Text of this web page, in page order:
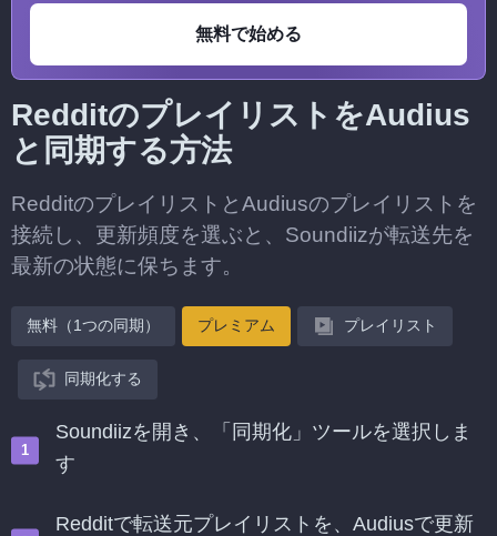
無料で始める
RedditのプレイリストをAudius
と同期する方法
RedditのプレイリストとAudiusのプレイリストを
接続し、更新頻度を選ぶと、Soundiizが転送先を
最新の状態に保ちます。
無料（1つの同期） プレミアム プレイリスト
同期化する
Soundiizを開き、「同期化」ツールを選択しま
す
Redditで転送元プレイリストを、Audiusで更新